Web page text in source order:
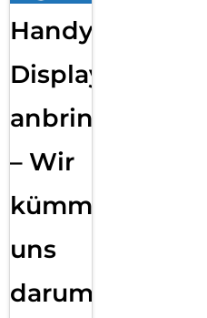
Handy
Displayfolie
anbringen
– Wir
kümmern
uns
darum!